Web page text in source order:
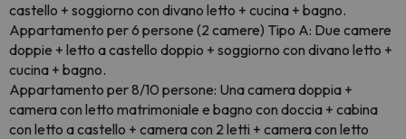
castello + soggiorno con divano letto + cucina + bagno.
Appartamento per 6 persone (2 camere) Tipo A: Due camere
doppie + letto a castello doppio + soggiorno con divano letto +
cucina + bagno.
Appartamento per 8/10 persone: Una camera doppia +
camera con letto matrimoniale e bagno con doccia + cabina
con letto a castello + camera con 2 letti + camera con letto